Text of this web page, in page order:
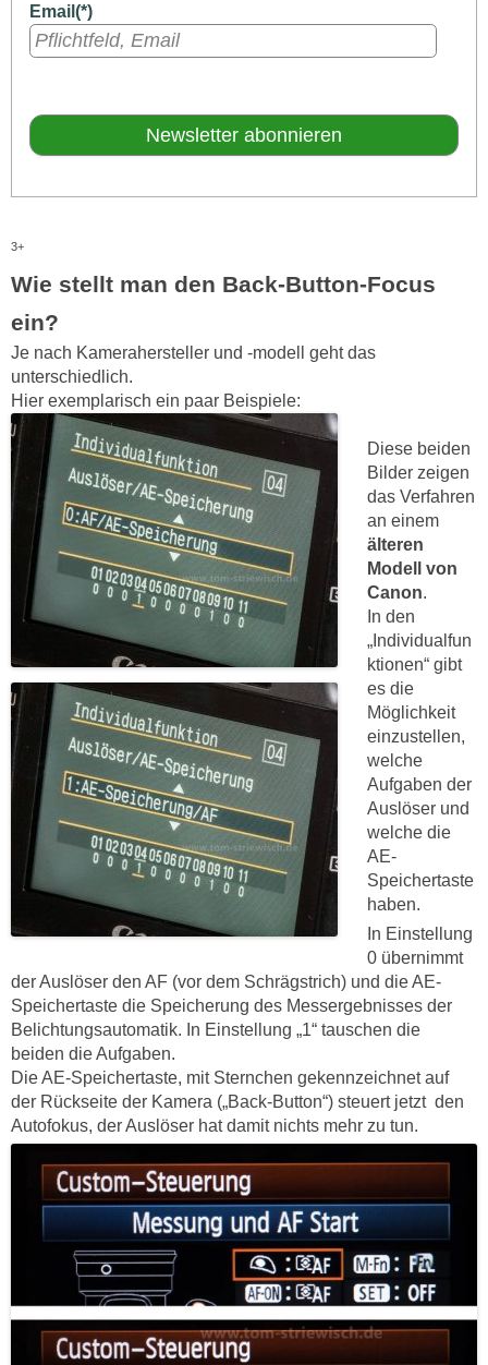
Email(*)
3+
Wie stellt man den Back-Button-Focus
ein?
Je nach Kamerahersteller und -modell geht das
unterschiedlich.
Hier exemplarisch ein paar Beispiele:
Diese beiden
Bilder zeigen
das Verfahren
an einem
älteren
Modell von
Canon.
In den
„Individualfun
ktionen“ gibt
es die
Möglichkeit
einzustellen,
welche
Aufgaben der
Auslöser und
welche die
AE-
Speichertaste
haben.
In Einstellung
0 übernimmt
der Auslöser den AF (vor dem Schrägstrich) und die AE-
Speichertaste die Speicherung des Messergebnisses der
Belichtungsautomatik. In Einstellung „1“ tauschen die
beiden die Aufgaben.
Die AE-Speichertaste, mit Sternchen gekennzeichnet auf
der Rückseite der Kamera („Back-Button“) steuert jetzt den
Autofokus, der Auslöser hat damit nichts mehr zu tun.